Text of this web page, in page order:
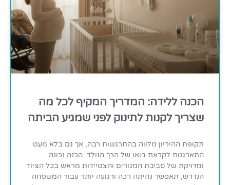
הכנה ללידה: המדריך המקיף לכל מה
שצריך לקנות לתינוק לפני שמגיע הביתה
תקופת ההיריון מלווה בהתרגשות רבה, אך גם בלא מעט
התארגנות לקראת בואו של הרך הנולד. הכנה נכונה
ומדויקת של סביבת המגורים והצטיידות מראש בכל הציוד
הנדרש, תאפשר נחיתה רכה ורגועה יותר עבור המשפחה